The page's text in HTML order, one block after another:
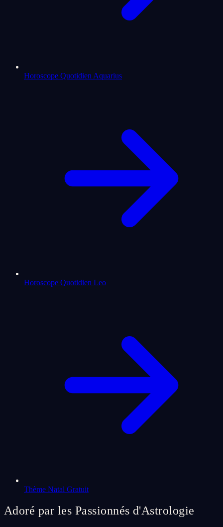
Horoscope Quotidien Aquarius
Horoscope Quotidien Leo
Thème Natal Gratuit
Adoré par les Passionnés d'Astrologie